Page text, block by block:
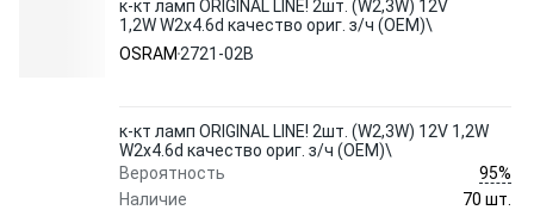
к-кт ламп ORIGINAL LINE! 2шт. (W2,3W) 12V
1,2W W2x4.6d качество ориг. з/ч (ОЕМ)\
OSRAM 2721-02B
к-кт ламп ORIGINAL LINE! 2шт. (W2,3W) 12V 1,2W
W2x4.6d качество ориг. з/ч (ОЕМ)\
Вероятность
95%
Наличие
70 шт.